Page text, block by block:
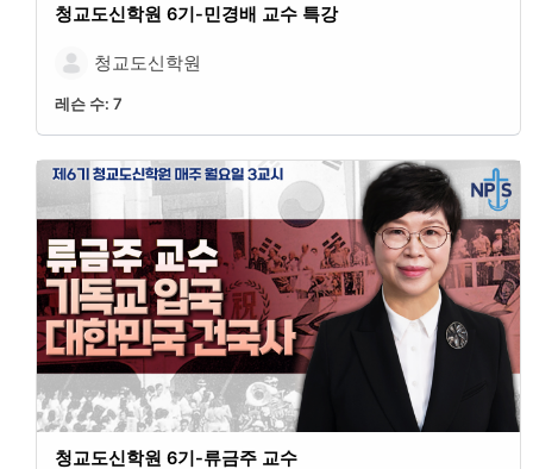
청교도신학원 6기-민경배 교수 특강
청교도신학원
레슨 수: 7
청교도신학원 6기-류금주 교수